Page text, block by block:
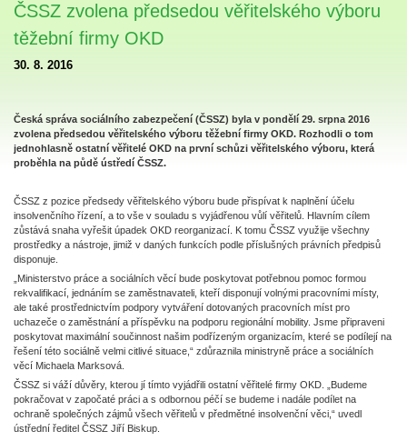
ČSSZ zvolena předsedou věřitelského výboru
těžební firmy OKD
30. 8. 2016
Česká správa sociálního zabezpečení (ČSSZ) byla v pondělí 29. srpna 2016
zvolena předsedou věřitelského výboru těžební firmy OKD. Rozhodli o tom
jednohlasně ostatní věřitelé OKD na první schůzi věřitelského výboru, která
proběhla na půdě ústředí ČSSZ.
ČSSZ z pozice předsedy věřitelského výboru bude přispívat k naplnění účelu
insolvenčního řízení, a to vše v souladu s vyjádřenou vůlí věřitelů. Hlavním cílem
zůstává snaha vyřešit úpadek OKD reorganizací. K tomu ČSSZ využije všechny
prostředky a nástroje, jimiž v daných funkcích podle příslušných právních předpisů
disponuje.
„Ministerstvo práce a sociálních věcí bude poskytovat potřebnou pomoc formou
rekvalifikací, jednáním se zaměstnavateli, kteří disponují volnými pracovními místy,
ale také prostřednictvím podpory vytváření dotovaných pracovních míst pro
uchazeče o zaměstnání a příspěvku na podporu regionální mobility. Jsme připraveni
poskytovat maximální součinnost našim podřízeným organizacím, které se podílejí na
řešení této sociálně velmi citlivé situace,“ zdůraznila ministryně práce a sociálních
věcí Michaela Marksová.
ČSSZ si váží důvěry, kterou jí tímto vyjádřili ostatní věřitelé firmy OKD. „Budeme
pokračovat v započaté práci a s odbornou péčí se budeme i nadále podílet na
ochraně společných zájmů všech věřitelů v předmětné insolvenční věci,“ uvedl
ústřední ředitel ČSSZ Jiří Biskup.